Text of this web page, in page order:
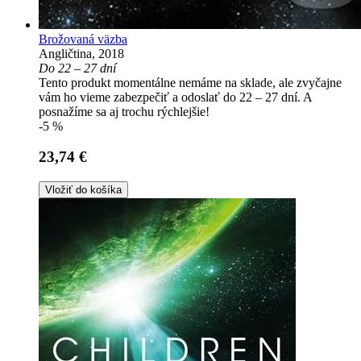
Brožovaná väzba
Angličtina, 2018
Do 22 – 27 dní
Tento produkt momentálne nemáme na sklade, ale zvyčajne
vám ho vieme zabezpečiť a odoslať do 22 – 27 dní. A
posnažíme sa aj trochu rýchlejšie!
-5 %
23,74 €
Vložiť do košíka